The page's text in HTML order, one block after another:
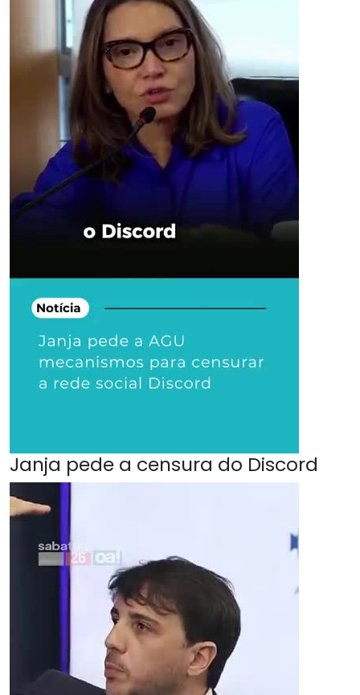
Janja pede a censura do Discord